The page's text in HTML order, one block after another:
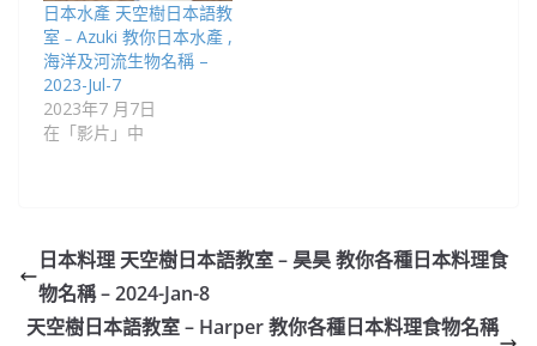
日本水產 天空樹日本語教
室﹣Azuki 教你日本水產 ,
海洋及河流生物名稱 –
2023-Jul-7
2023年7 月7日
在「影片」中
日本料理 天空樹日本語教室 – 昊昊 教你各種日本料理食
物名稱 – 2024-Jan-8
天空樹日本語教室 – Harper 教你各種日本料理食物名稱